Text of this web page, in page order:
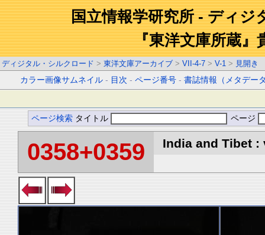
国立情報学研究所 - ディジ
『東洋文庫所蔵』
ディジタル・シルクロード > 東洋文庫アーカイブ > VII-4-7 > V-1 > 見開き
カラー画像サムネイル - 目次 -ページ番号 -書誌情報（メタデー
ページ検索 タイトル ページ
0358+0359 India and Tibet :